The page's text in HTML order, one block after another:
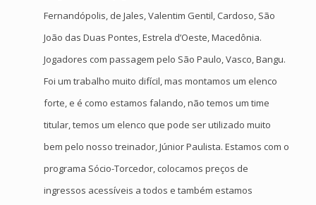
Fernandópolis, de Jales, Valentim Gentil, Cardoso, São
João das Duas Pontes, Estrela d’Oeste, Macedônia.
Jogadores com passagem pelo São Paulo, Vasco, Bangu.
Foi um trabalho muito difícil, mas montamos um elenco
forte, e é como estamos falando, não temos um time
titular, temos um elenco que pode ser utilizado muito
bem pelo nosso treinador, Júnior Paulista. Estamos com o
programa Sócio-Torcedor, colocamos preços de
ingressos acessíveis a todos e também estamos